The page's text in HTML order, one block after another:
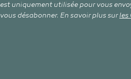
uniquement utilisée pour vous
désabonner. En savoir plus surles